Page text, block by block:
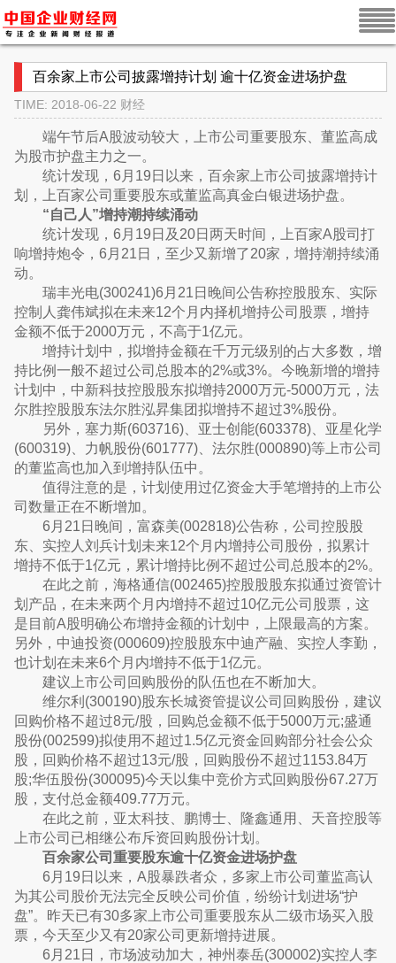
百余家上市公司披露增持计划 逾十亿资金进场护盘
TIME: 2018-06-22 财经
端午节后A股波动较大，上市公司重要股东、董监高成
为股市护盘主力之一。
统计发现，6月19日以来，百余家上市公司披露增持计
划，上百家公司重要股东或董监高真金白银进场护盘。
“自己人”增持潮持续涌动
统计发现，6月19日及20日两天时间，上百家A股司打
响增持炮令，6月21日，至少又新增了20家，增持潮持续涌
动。
瑞丰光电(300241)6月21日晚间公告称控股股东、实际
控制人龚伟斌拟在未来12个月内择机增持公司股票，增持
金额不低于2000万元，不高于1亿元。
增持计划中，拟增持金额在千万元级别的占大多数，增
持比例一般不超过公司总股本的2%或3%。今晚新增的增持
计划中，中新科技控股股东拟增持2000万元-5000万元，法
尔胜控股股东法尔胜泓昇集团拟增持不超过3%股份。
另外，塞力斯(603716)、亚士创能(603378)、亚星化学
(600319)、力帆股份(601777)、法尔胜(000890)等上市公司
的董监高也加入到增持队伍中。
值得注意的是，计划使用过亿资金大手笔增持的上市公
司数量正在不断增加。
6月21日晚间，富森美(002818)公告称，公司控股股
东、实控人刘兵计划未来12个月内增持公司股份，拟累计
增持不低于1亿元，累计增持比例不超过公司总股本的2%。
在此之前，海格通信(002465)控股股股东拟通过资管计
划产品，在未来两个月内增持不超过10亿元公司股票，这
是目前A股明确公布增持金额的计划中，上限最高的方案。
另外，中迪投资(000609)控股股东中迪产融、实控人李勤，
也计划在未来6个月内增持不低于1亿元。
建议上市公司回购股份的队伍也在不断加大。
维尔利(300190)股东长城资管提议公司回购股份，建议
回购价格不超过8元/股，回购总金额不低于5000万元;盛通
股份(002599)拟使用不超过1.5亿元资金回购部分社会公众
股，回购价格不超过13元/股，回购股份不超过1153.84万
股;华伍股份(300095)今天以集中竞价方式回购股份67.27万
股，支付总金额409.77万元。
在此之前，亚太科技、鹏博士、隆鑫通用、天音控股等
上市公司已相继公布斥资回购股份计划。
百余家公司重要股东逾十亿资金进场护盘
6月19日以来，A股暴跌者众，多家上市公司董监高认
为其公司股价无法完全反映公司价值，纷纷计划进场“护
盘”。昨天已有30多家上市公司重要股东从二级市场买入股
票，今天至少又有20家公司更新增持进展。
6月21日，市场波动加大，神州泰岳(300002)实控人李